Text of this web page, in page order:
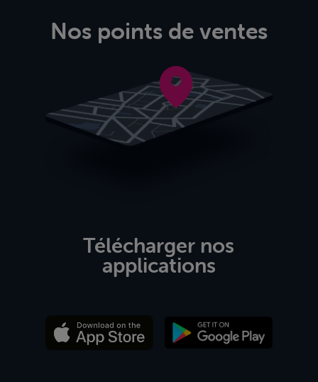
Nos points de ventes
Télécharger nos
applications